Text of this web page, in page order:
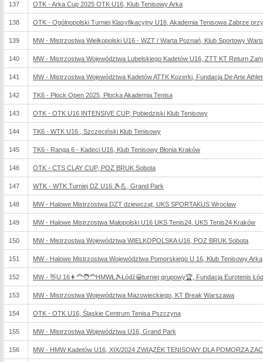
137 OTK - Arka Cup 2025 OTK U16, Klub Tenisowy Arka
138 OTK - Ogólnopolski Turniej Klasyfikacyjny U16, Akademia Tenisowa Zabrze
139 MW - Mistrzostwa Wielkopolski U16 - WZT / Warta Poznań, Klub Sportowy
140 MW - Mistrzostwa Województwa Lubelskiego Kadetów U16, ZTT KT Return
141 MW - Mistrzostwa Województwa Kadetów ATTK Kozerki, Fundacja De Arte
142 TK6 - Płock Open 2025, Płocka Akademia Tenisa
143 OTK - OTK U16 INTENSIVE CUP, Pobiedziski Klub Tenisowy
144 TK6 - WTK U16 , Szczeciński Klub Tenisowy
145 TK6 - Ranga 6 - Kadeci U16, Klub Tenisowy Błonia Kraków
146 OTK - CTS CLAY CUP, POZ BRUK Sobota
147 WTK - WTK Turniej DZ U16 🎾💪, Grand Park
148 MW - Halowe Mistrzostwa DZT dziewcząt, UKS SPORTAKUS Wrocław
149 MW - Halowe Mistrzostwa Małopolski U16 UKS Tenis24, UKS Tenis24 Kraków
150 MW - Mistrzostwa Województwa WIELKOPOLSKA U16, POZ BRUK Sobota
151 MW - Halowe Mistrzostwa Województwa Pomorskiego U 16, Klub Tenisowy Arka
152 MW - 👋U 16👩‍🦰🧑‍🦰HMWŁ🎾Łódź😀turniej grupowy🏆, Fundacja Eurotenis
153 MW - Mistrzostwa Województwa Mazowieckiego, KT Break Warszawa
154 OTK - OTK U16, Śląskie Centrum Tenisa Pszczyna
155 MW - Mistrzostwa Województwa U16, Grand Park
156 MW - HMW Kadetów U16, XIX/2024 ZWIĄZEK TENISOWY DLA POMORZA